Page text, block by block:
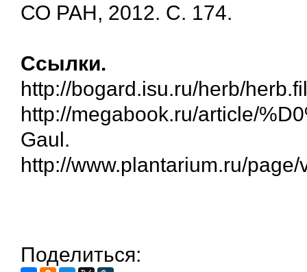
СО РАН, 2012. С. 174.
Ссылки.
http://bogard.isu.ru/herb/
http://megabook.ru/article/
Gaul.
http://www.plantarium.ru/
Поделиться: